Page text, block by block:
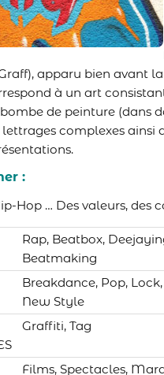
apparu bien avant
à un art
de peinture (dans
lettrages complexes ainsi
:
Hop … Des valeurs, des
Rap, Beatbox,
Beatmaking
Breakdance, Pop,
New Style
Graffiti, Tag
Films, Spectacles,